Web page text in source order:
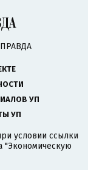
УП
УП
условии ссылки
"Экономическую